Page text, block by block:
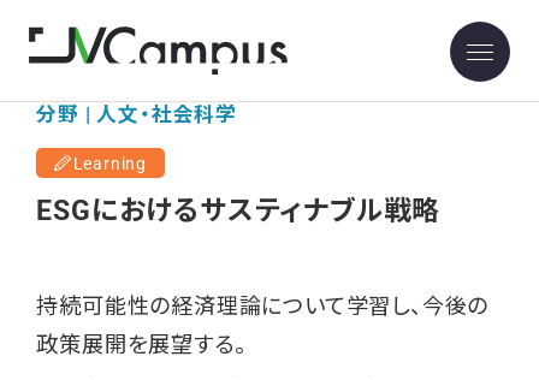
分野 | 人文・社会科学
Learning
ESGにおけるサスティナブル戦略
持続可能性の経済理論について学習し、今後の
政策展開を展望する。